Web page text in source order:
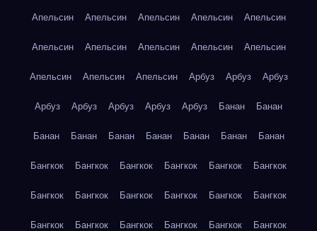
Апельсин Апельсин Апельсин Апельсин Апельсин
Апельсин Апельсин Апельсин Апельсин Апельсин
Апельсин Апельсин Апельсин Арбуз Арбуз Арбуз
Арбуз Арбуз Арбуз Арбуз Арбуз Банан Банан
Банан Банан Банан Банан Банан Банан Банан
Бангкок Бангкок Бангкок Бангкок Бангкок Бангкок
Бангкок Бангкок Бангкок Бангкок Бангкок Бангкок
Бангкок Бангкок Бангкок Бангкок Бангкок Бангкок